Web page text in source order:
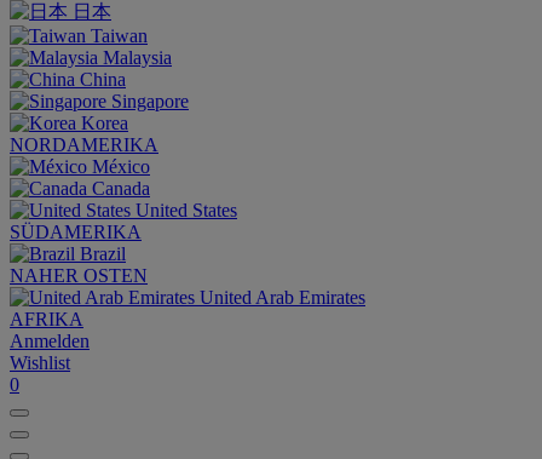
日本
Taiwan
Malaysia
China
Singapore
Korea
NORDAMERIKA
México
Canada
United States
SÜDAMERIKA
Brazil
NAHER OSTEN
United Arab Emirates
AFRIKA
Anmelden
Wishlist
0